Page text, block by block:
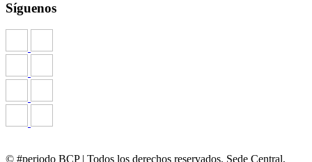
Síguenos
© #periodo BCP | Todos los derechos reservados. Sede Central,